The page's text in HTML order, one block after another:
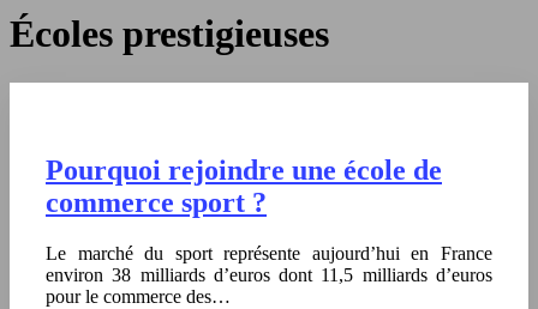
Écoles prestigieuses
Pourquoi rejoindre une école de
commerce sport ?
Le marché du sport représente aujourd’hui en France
environ 38 milliards d’euros dont 11,5 milliards d’euros
pour le commerce des…